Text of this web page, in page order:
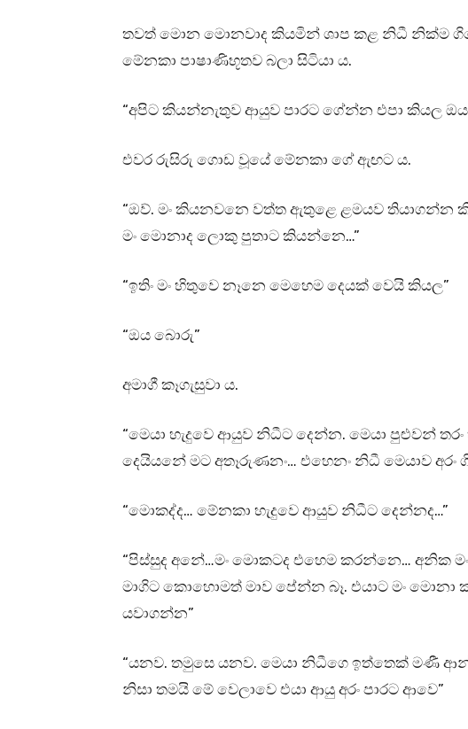
තවත් මොන මොනවාද කියමින් ශාප කළ නිධී නික්ම
මේනකා පාෂාණිභූතව බලා සිටියා ය.
“අපිට කියන්නැතුව ආයුව පාරට ගේන්න එපා කියල
එවර රුසිරු ගොඩ වූයේ මේනකා ගේ ඇඟට ය.
“ඔව්. මං කියනවනෙ වත්ත ඇතුළෙ ළමයව තියාගන්න
මං මොනාද ලොකු පුතාට කියන්නෙ…”
“ඉතිං මං හිතුවෙ නෑනෙ මෙහෙම දෙයක් වෙයි කියල”
“ඔය බොරු”
අමාගී කෑගැසුවා ය.
“මෙයා හැදුවෙ ආයුව නිධීට දෙන්න. මෙයා පුළුවන්
දෙයියනේ මට අතෑරුණනං… එහෙනං නිධී මෙයාව අරං
“මොකද්ද… මේනකා හැදුවෙ ආයුව නිධීට දෙන්නද…”
“පිස්සුද අනේ…මං මොකටද එහෙම කරන්නෙ… අනික
මාගිට කොහොමත් මාව පේන්න බෑ. එයාට මං මොනා
යවාගන්න”
“යනව. තමුසෙ යනව. මෙයා නිධීගෙ ඉත්තෙක් මණී
නිසා තමයි මේ වෙලාවෙ එයා ආයු අරං පාරට ආවෙ”